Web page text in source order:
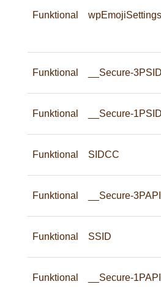
Funktional
Funktional __Secure-
Funktional __Secure-
Funktional SIDCC
Funktional __Secure-
Funktional SSID
Funktional __Secure-